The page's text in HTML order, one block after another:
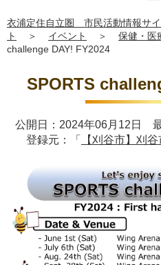
衣浦定住自立圏 市民活動情報サ
ト
＞ イベント ＞ 保健・医
challenge DAY! FY2024
SPORTS
公開日：2024年06月12日
登録元：「
【刈谷市】刈